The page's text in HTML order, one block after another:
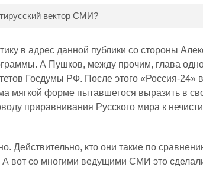
вектор СМИ?
в адрес данной публики со стороны
А Пушков, между прочим, глава
Госдумы РФ. После этого «Россия-24»
мягкой форме пытавшегося выразить в
приравнивания Русского мира к
Действительно, кто они такие по
вот со многими ведущими СМИ это